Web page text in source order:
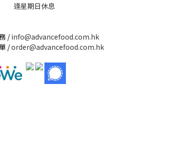
逢星期日休息
/info@advancefood.com.hk
/order@advancefood.com.hk